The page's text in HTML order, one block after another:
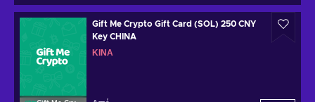
Gift Me Crypto Gift Card (SOL) 250 CNY
Key CHINA
ΚΊΝΑ